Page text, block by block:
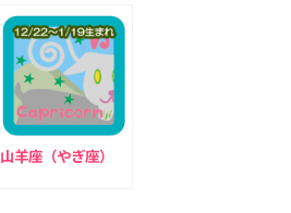
山羊座（やぎ座）